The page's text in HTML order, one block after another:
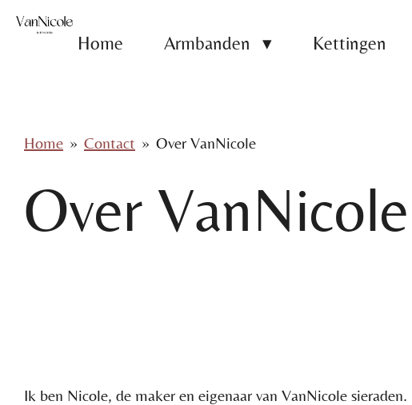
Ga
Home Armbanden Kettingen
Home » Contact » Over VanNicole
Over VanNicole
Ik ben Nicole, de maker en eigenaar van VanNicole